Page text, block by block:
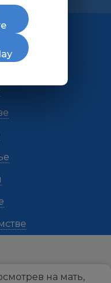
на мать,